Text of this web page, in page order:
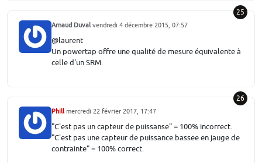
25
Arnaud Duval vendredi 4 décembre 2015, 07:57
@laurent
Un powertap offre une qualité de mesure équivalente à
celle d'un SRM.
26
Phill mercredi 22 février 2017, 17:47
"C'est pas un capteur de puissanse" = 100% incorrect.
"C'est pas une capteur de puissance bassee en jauge de
contrainte" = 100% correct.